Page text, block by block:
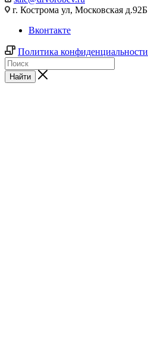
г. Кострома ул, Московская д.92Б
Вконтакте
Политика конфиденциальности
Найти